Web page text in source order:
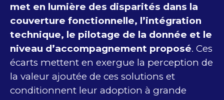
met en lumière des disparités dans la
couverture fonctionnelle, l’intégration
technique, le pilotage de la donnée et le
niveau d’accompagnement proposé. Ces
écarts mettent en exergue la perception de
la valeur ajoutée de ces solutions et
conditionnent leur adoption à grande